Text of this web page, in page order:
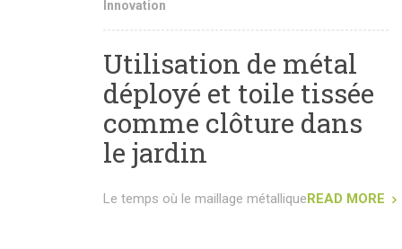
Innovation
Utilisation de métal
déployé et toile tissée
comme clôture dans
le jardin
Le temps où le maillage métalliqueREAD MORE